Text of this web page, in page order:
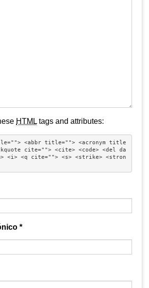
HTML tags and attributes:
<abbr title=""> <acronym title
cite=""> <cite> <code> <del da
<i> <q cite=""> <s> <strike> <stron
*